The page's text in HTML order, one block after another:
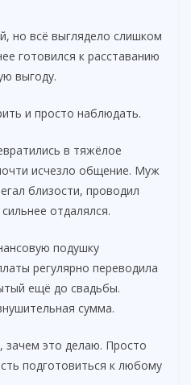
но всё выглядело слишком
готовился к расставанию
выгоду.
и просто наблюдать.
в тяжёлое
исчезло общение. Муж
близости, проводил
отдалялся.
подушку
регулярно переводила
ещё до свадьбы.
сумма.
зачем это делаю. Просто
подготовиться к любому